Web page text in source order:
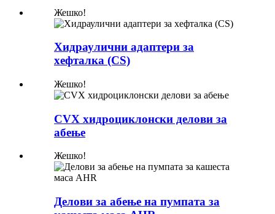
Жешко!
Хидраулични адаптери за
хефталка (CS)
Жешко!
CVX хидроциклонски делови за
абење
Жешко!
Делови за абење на пумпата за